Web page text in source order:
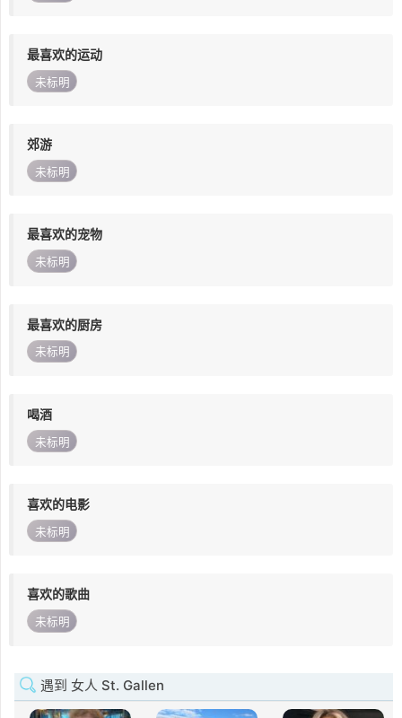
最喜欢的运动
未标明
郊游
未标明
最喜欢的宠物
未标明
最喜欢的厨房
未标明
喝酒
未标明
喜欢的电影
未标明
喜欢的歌曲
未标明
遇到 女人 St. Gallen